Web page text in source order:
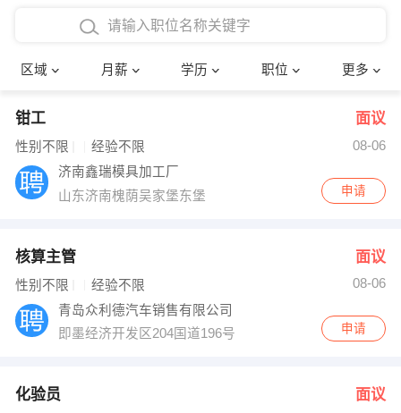
区域 月薪 学历 职位 更多
4000-5000元
8000-12000元
12000-20000元
博士
文员
财务会计
网络IT
快递员
收银员 技术员/工程师
确定
钳工 面议
性别不限 经验不限
08-06
济南鑫瑞模具加工厂
山东济南槐荫吴家堡东堡
申请
核算主管 面议
性别不限 经验不限
08-06
青岛众利德汽车销售有限公司
即墨经济开发区204国道196号
申请
化验员 面议